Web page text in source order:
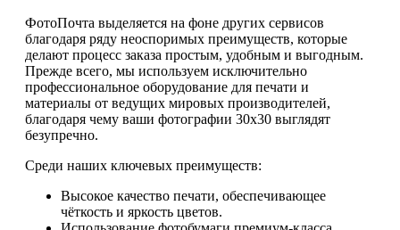
ФотоПочта выделяется на фоне других сервисов
благодаря ряду неоспоримых преимуществ, которые
делают процесс заказа простым, удобным и выгодным.
Прежде всего, мы используем исключительно
профессиональное оборудование для печати и
материалы от ведущих мировых производителей,
благодаря чему ваши фотографии 30х30 выглядят
безупречно.
Среди наших ключевых преимуществ:
Высокое качество печати, обеспечивающее
чёткость и яркость цветов.